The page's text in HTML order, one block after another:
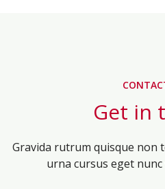
Get in
Gravida rutrum quisque non
urna cursus eget